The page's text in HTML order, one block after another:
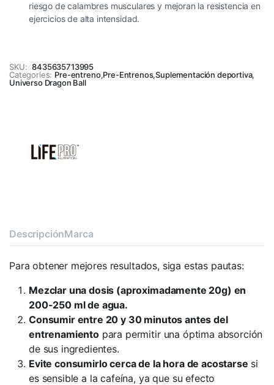
riesgo de calambres musculares y mejoran la resistencia en
ejercicios de alta intensidad.
SKU: 8435635713995
Categories: Pre-entreno,Pre-Entrenos,Suplementación deportiva,
Universo Dragon Ball
DescripciónMarca
Para obtener mejores resultados, siga estas pautas:
Mezclar una dosis (aproximadamente 20g) en
200-250 ml de agua.
Consumir entre 20 y 30 minutos antes del
entrenamientopara permitir una óptima absorción
de sus ingredientes.
Evite consumirlo cerca de la hora de acostarse si
es sensible a la cafeína, ya que su efecto